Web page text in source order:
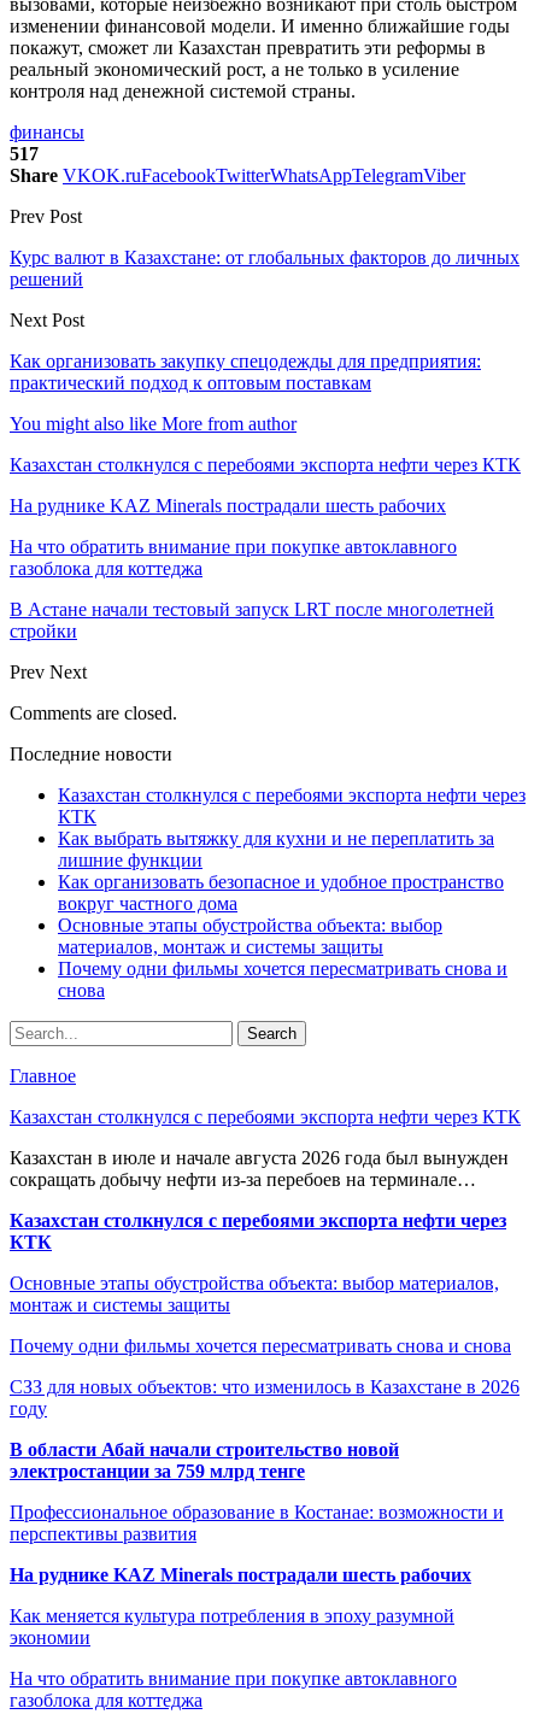
изменении финансовой модели. И именно ближайшие годы
покажут, сможет ли Казахстан превратить эти реформы в
реальный экономический рост, а не только в усиление
контроля над денежной системой страны.
финансы
517
Share VKOK.ruFacebookTwitterWhatsAppTelegramViber
Prev Post
Курс валют в Казахстане: от глобальных факторов до личных
решений
Next Post
Как организовать закупку спецодежды для предприятия:
практический подход к оптовым поставкам
You might also like More from author
Казахстан столкнулся с перебоями экспорта нефти через КТК
На руднике KAZ Minerals пострадали шесть рабочих
На что обратить внимание при покупке автоклавного
газоблока для коттеджа
В Астане начали тестовый запуск LRT после многолетней
стройки
Prev Next
Comments are closed.
Последние новости
Казахстан столкнулся с перебоями экспорта нефти через
КТК
Как выбрать вытяжку для кухни и не переплатить за
лишние функции
Как организовать безопасное и удобное пространство
вокруг частного дома
Основные этапы обустройства объекта: выбор
материалов, монтаж и системы защиты
Почему одни фильмы хочется пересматривать снова и
снова
Главное
Казахстан столкнулся с перебоями экспорта нефти через КТК
Казахстан в июле и начале августа 2026 года был вынужден
сокращать добычу нефти из-за перебоев на терминале…
Казахстан столкнулся с перебоями экспорта нефти через
КТК
Основные этапы обустройства объекта: выбор материалов,
монтаж и системы защиты
Почему одни фильмы хочется пересматривать снова и снова
СЗЗ для новых объектов: что изменилось в Казахстане в 2026
году
В области Абай начали строительство новой
электростанции за 759 млрд тенге
Профессиональное образование в Костанае: возможности и
перспективы развития
На руднике KAZ Minerals пострадали шесть рабочих
Как меняется культура потребления в эпоху разумной
экономии
На что обратить внимание при покупке автоклавного
газоблока для коттеджа